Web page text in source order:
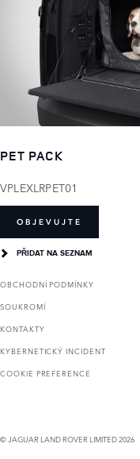
PET PACK
VPLEXLRPET01
OBJEVUJTE
PŘIDAT NA SEZNAM
OBCHODNÍ PODMÍNKY
SOUKROMÍ
KONTAKTY
KYBERNETICKÝ INCIDENT
COOKIE PREFERENCE
© JAGUAR LAND ROVER LIMITED 2026